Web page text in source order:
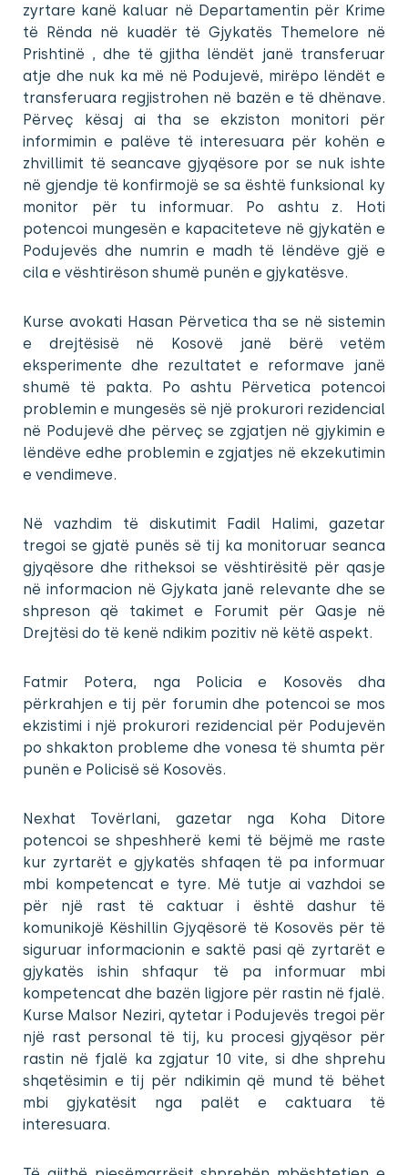
zyrtare kanë kaluar në Departamentin për Krime
të Rënda në kuadër të Gjykatës Themelore në
Prishtinë , dhe të gjitha lëndët janë transferuar
atje dhe nuk ka më në Podujevë, mirëpo lëndët e
transferuara regjistrohen në bazën e të dhënave.
Përveç kësaj ai tha se ekziston monitori për
informimin e palëve të interesuara për kohën e
zhvillimit të seancave gjyqësore por se nuk ishte
në gjendje të konfirmojë se sa është funksional ky
monitor për tu informuar. Po ashtu z. Hoti
potencoi mungesën e kapaciteteve në gjykatën e
Podujevës dhe numrin e madh të lëndëve gjë e
cila e vështirëson shumë punën e gjykatësve.
Kurse avokati Hasan Përvetica tha se në sistemin
e drejtësisë në Kosovë janë bërë vetëm
eksperimente dhe rezultatet e reformave janë
shumë të pakta. Po ashtu Përvetica potencoi
problemin e mungesës së një prokurori rezidencial
në Podujevë dhe përveç se zgjatjen në gjykimin e
lëndëve edhe problemin e zgjatjes në ekzekutimin
e vendimeve.
Në vazhdim të diskutimit Fadil Halimi, gazetar
tregoi se gjatë punës së tij ka monitoruar seanca
gjyqësore dhe ritheksoi se vështirësitë për qasje
në informacion në Gjykata janë relevante dhe se
shpreson që takimet e Forumit për Qasje në
Drejtësi do të kenë ndikim pozitiv në këtë aspekt.
Fatmir Potera, nga Policia e Kosovës dha
përkrahjen e tij për forumin dhe potencoi se mos
ekzistimi i një prokurori rezidencial për Podujevën
po shkakton probleme dhe vonesa të shumta për
punën e Policisë së Kosovës.
Nexhat Tovërlani, gazetar nga Koha Ditore
potencoi se shpeshherë kemi të bëjmë me raste
kur zyrtarët e gjykatës shfaqen të pa informuar
mbi kompetencat e tyre. Më tutje ai vazhdoi se
për një rast të caktuar i është dashur të
komunikojë Këshillin Gjyqësorë të Kosovës për të
siguruar informacionin e saktë pasi që zyrtarët e
gjykatës ishin shfaqur të pa informuar mbi
kompetencat dhe bazën ligjore për rastin në fjalë.
Kurse Malsor Neziri, qytetar i Podujevës tregoi për
një rast personal të tij, ku procesi gjyqësor për
rastin në fjalë ka zgjatur 10 vite, si dhe shprehu
shqetësimin e tij për ndikimin që mund të bëhet
mbi gjykatësit nga palët e caktuara të
interesuara.